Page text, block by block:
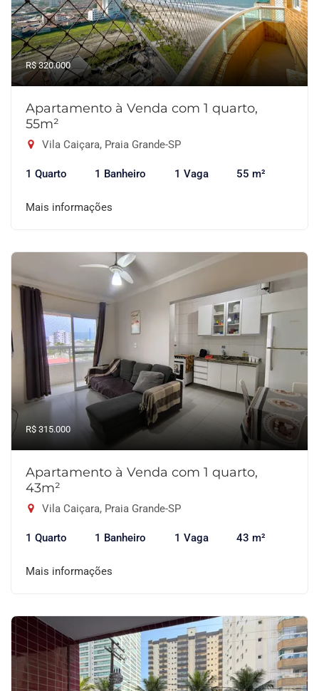
R$ 320.000
Apartamento à Venda com 1 quarto,
55m²
Vila Caiçara, Praia Grande-SP
1 Quarto 1 Banheiro 1 Vaga 55 m²
Mais informações
R$ 315.000
Apartamento à Venda com 1 quarto,
43m²
Vila Caiçara, Praia Grande-SP
1 Quarto 1 Banheiro 1 Vaga 43 m²
Mais informações